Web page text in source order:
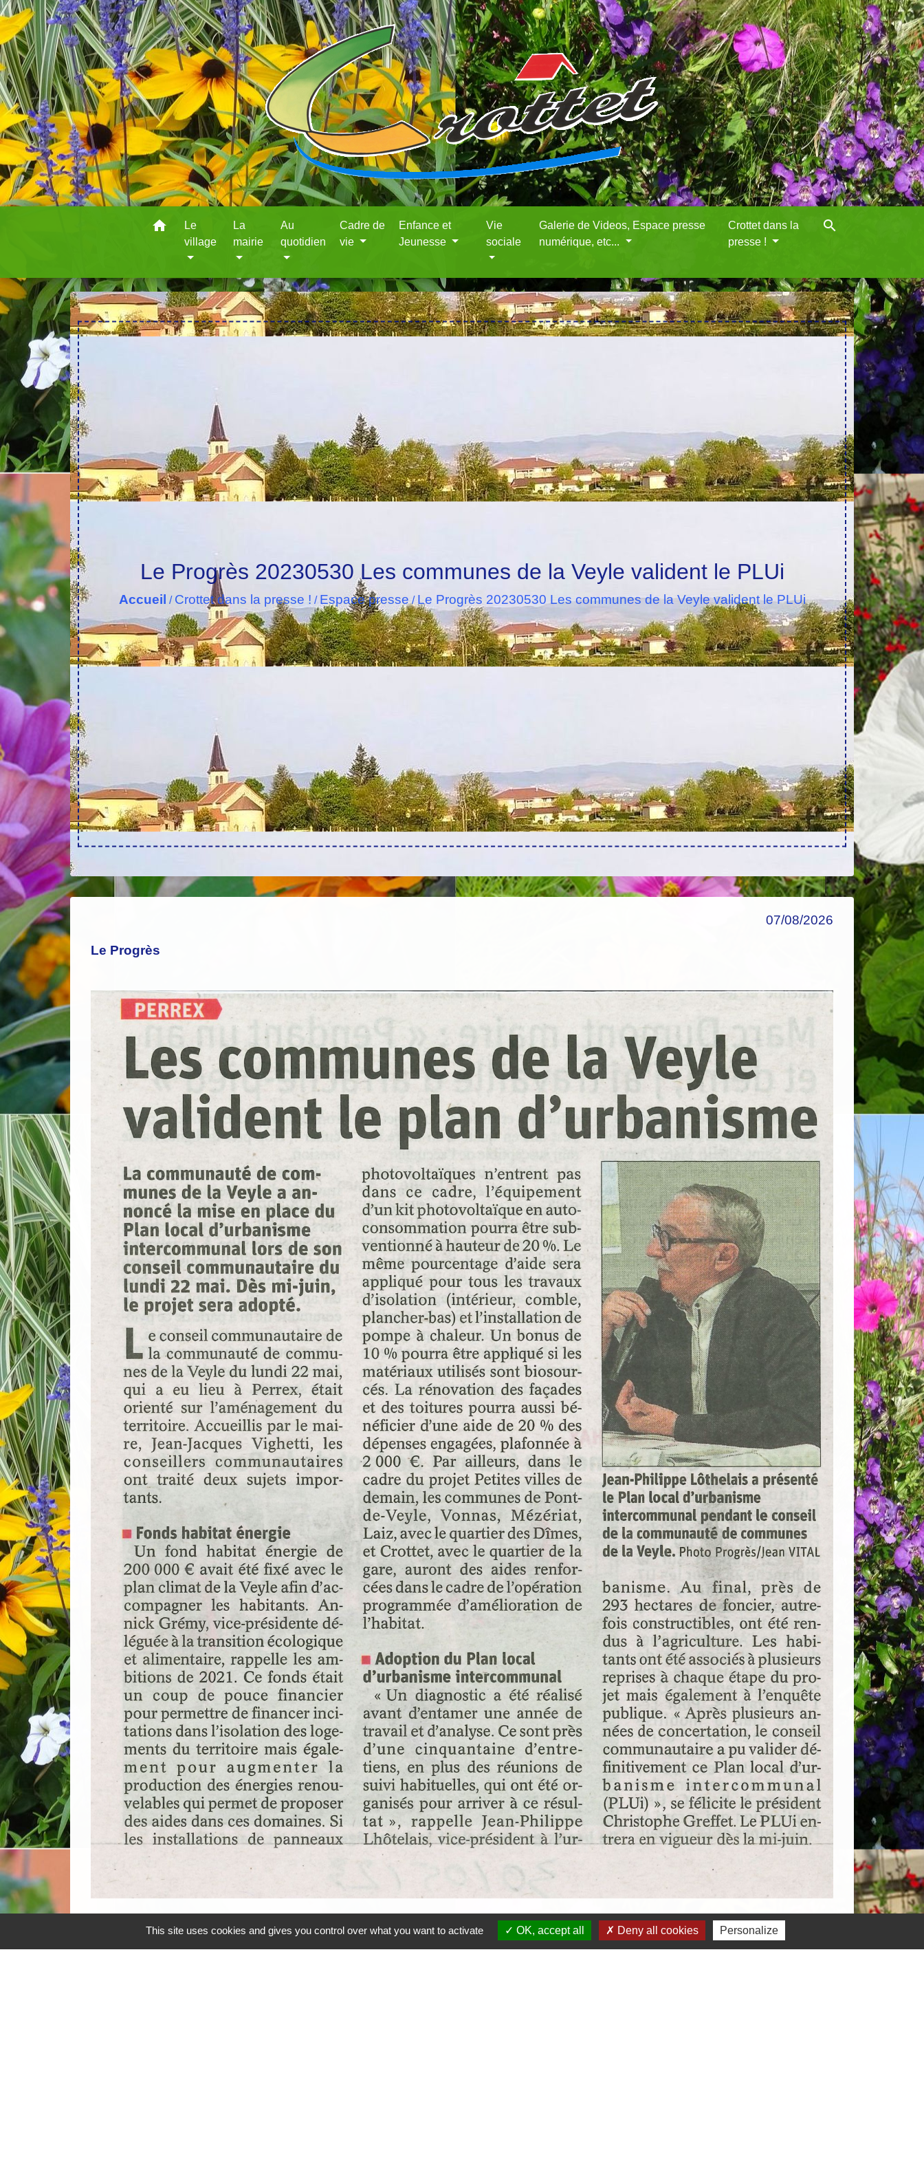
home
Le
village
La
mairie
Au
quotidien
Cadre de
vie
Enfance et
Jeunesse
Vie
sociale
Galerie de Videos, Espace presse
numérique, etc...
Crottet dans la
presse !
search
Le Progrès 20230530 Les communes de la Veyle valident le PLUi
Accueil / Crottet dans la presse ! / Espace presse/ Le Progrès 20230530 Les communes de la Veyle valident le PLUi
07/08/2026
Le Progrès
This site uses cookies and gives you control over what you want to activate OK, accept all Deny all cookies Personalize